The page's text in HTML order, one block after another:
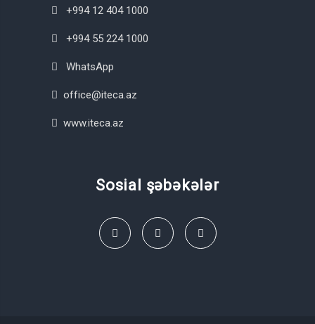
+994 12 404 1000
+994 55 224 1000
WhatsApp
office@iteca.az
www.iteca.az
Sosial şəbəkələr